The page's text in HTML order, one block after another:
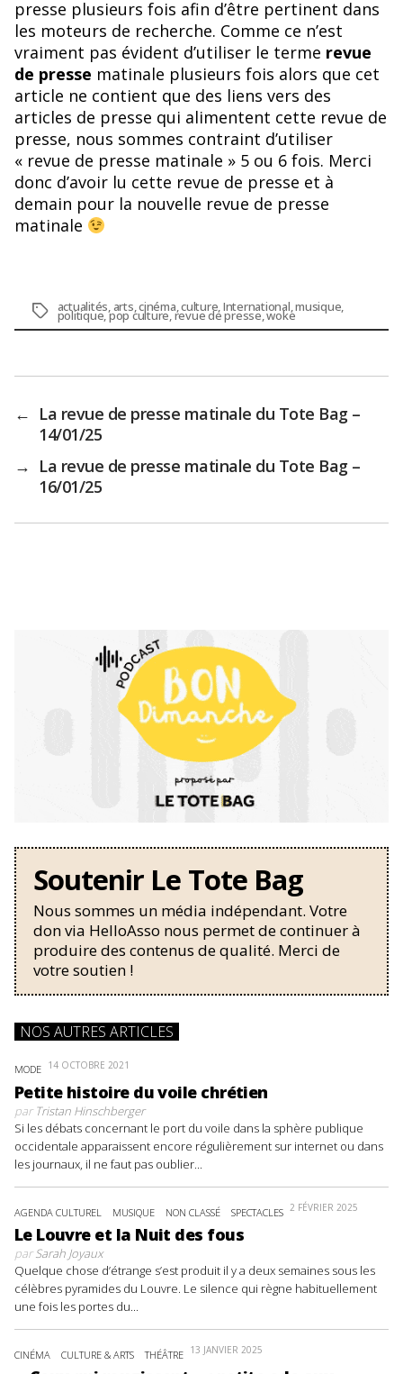
presse plusieurs fois afin d’être pertinent dans
les moteurs de recherche. Comme ce n’est
vraiment pas évident d’utiliser le terme revue
de presse matinale plusieurs fois alors que cet
article ne contient que des liens vers des
articles de presse qui alimentent cette revue de
presse, nous sommes contraint d’utiliser
« revue de presse matinale » 5 ou 6 fois. Merci
donc d’avoir lu cette revue de presse et à
demain pour la nouvelle revue de presse
matinale
Étiquettes
actualités, arts,cinéma,culture,International,musique,
politique,pop culture,revue de presse,woke
← La revue de presse matinale du Tote Bag –
14/01/25
→ La revue de presse matinale du Tote Bag –
16/01/25
Soutenir Le Tote Bag
Nous sommes un média indépendant. Votre
don via HelloAsso nous permet de continuer à
produire des contenus de qualité. Merci de
votre soutien !
NOS AUTRES ARTICLES
MODE 14 OCTOBRE 2021
Petite histoire du voile chrétien
parTristan Hinschberger
Si les débats concernant le port du voile dans la sphère publique
occidentale apparaissent encore régulièrement sur internet ou dans
les journaux, il ne faut pas oublier...
AGENDA CULTUREL MUSIQUE NON CLASSÉ SPECTACLES 2 FÉVRIER 2025
Le Louvre et la Nuit des fous
parSarah Joyaux
Quelque chose d’étrange s’est produit il y a deux semaines sous les
célèbres pyramides du Louvre. Le silence qui règne habituellement
une fois les portes du...
CINÉMA CULTURE & ARTS THÉÂTRE 13 JANVIER 2025